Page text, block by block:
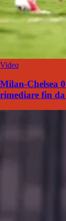
Video
Milan-Chelsea
rimediare fin